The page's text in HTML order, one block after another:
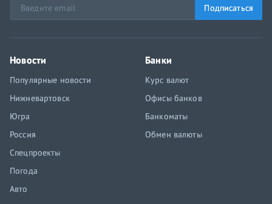
Подписаться
Новости
Популярные новости
Нижневартовск
Югра
Россия
Спецпроекты
Погода
Авто
Банки
Курс валют
Офисы банков
Банкоматы
Обмен валюты